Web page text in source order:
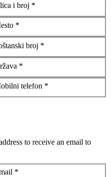
i broj *
*
broj *
*
telefon *
to receive an email to
*